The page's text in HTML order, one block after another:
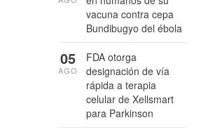
vacuna contra cepa
Bundibugyo del ébola
FDA otorga
designación de vía
rápida a terapia
celular de Xellsmart
para Parkinson
05
AGO